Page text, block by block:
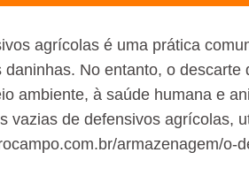
agrícolas é uma prática
daninhas. No entanto, o
ambiente, à saúde humana e
vazias de defensivos agrícolas,
armazenagem/